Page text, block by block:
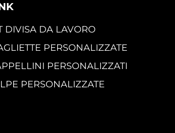
DIVISA DA LAVORO
PERSONALIZZATE
PERSONALIZZATI
PERSONALIZZATE